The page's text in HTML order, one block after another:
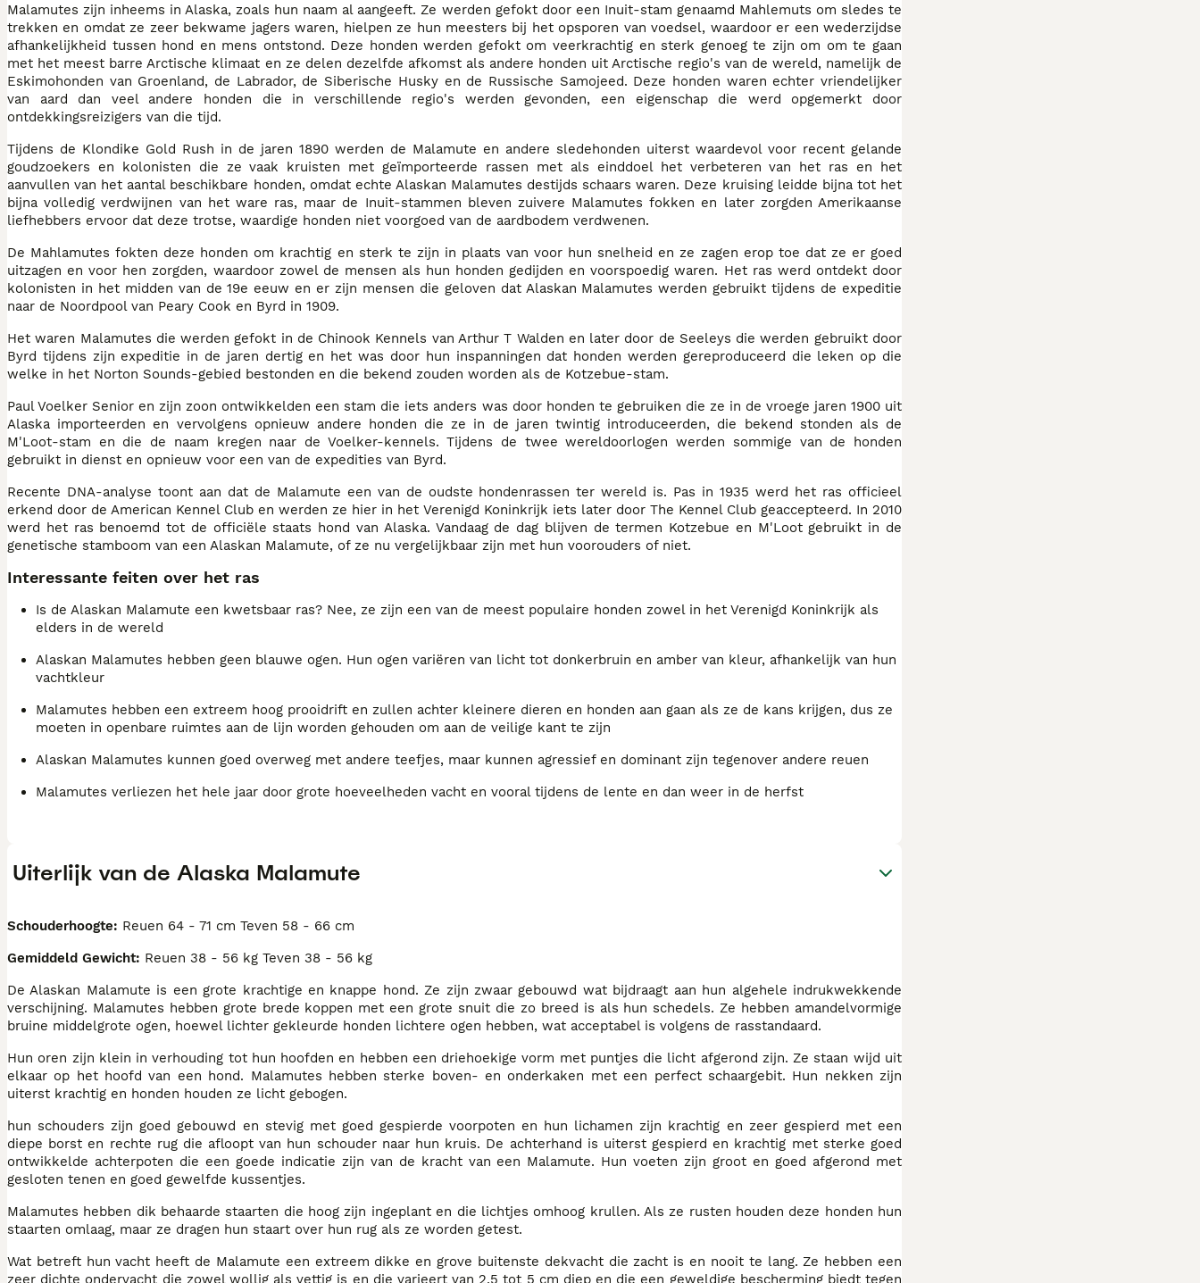
Malamutes zijn inheems in Alaska, zoals hun naam al aangeeft. Ze werden gefokt door een Inuit-stam genaamd Mahlemuts om sledes te
trekken en omdat ze zeer bekwame jagers waren, hielpen ze hun meesters bij het opsporen van voedsel, waardoor er een wederzijdse
afhankelijkheid tussen hond en mens ontstond. Deze honden werden gefokt om veerkrachtig en sterk genoeg te zijn om om te gaan
met het meest barre Arctische klimaat en ze delen dezelfde afkomst als andere honden uit Arctische regio's van de wereld, namelijk de
Eskimohonden van Groenland, de Labrador, de Siberische Husky en de Russische Samojeed. Deze honden waren echter vriendelijker
van aard dan veel andere honden die in verschillende regio's werden gevonden, een eigenschap die werd opgemerkt door
ontdekkingsreizigers van die tijd.
Tijdens de Klondike Gold Rush in de jaren 1890 werden de Malamute en andere sledehonden uiterst waardevol voor recent gelande
goudzoekers en kolonisten die ze vaak kruisten met geïmporteerde rassen met als einddoel het verbeteren van het ras en het
aanvullen van het aantal beschikbare honden, omdat echte Alaskan Malamutes destijds schaars waren. Deze kruising leidde bijna tot het
bijna volledig verdwijnen van het ware ras, maar de Inuit-stammen bleven zuivere Malamutes fokken en later zorgden Amerikaanse
liefhebbers ervoor dat deze trotse, waardige honden niet voorgoed van de aardbodem verdwenen.
De Mahlamutes fokten deze honden om krachtig en sterk te zijn in plaats van voor hun snelheid en ze zagen erop toe dat ze er goed
uitzagen en voor hen zorgden, waardoor zowel de mensen als hun honden gedijden en voorspoedig waren. Het ras werd ontdekt door
kolonisten in het midden van de 19e eeuw en er zijn mensen die geloven dat Alaskan Malamutes werden gebruikt tijdens de expeditie
naar de Noordpool van Peary Cook en Byrd in 1909.
Het waren Malamutes die werden gefokt in de Chinook Kennels van Arthur T Walden en later door de Seeleys die werden gebruikt door
Byrd tijdens zijn expeditie in de jaren dertig en het was door hun inspanningen dat honden werden gereproduceerd die leken op die
welke in het Norton Sounds-gebied bestonden en die bekend zouden worden als de Kotzebue-stam.
Paul Voelker Senior en zijn zoon ontwikkelden een stam die iets anders was door honden te gebruiken die ze in de vroege jaren 1900 uit
Alaska importeerden en vervolgens opnieuw andere honden die ze in de jaren twintig introduceerden, die bekend stonden als de
M'Loot-stam en die de naam kregen naar de Voelker-kennels. Tijdens de twee wereldoorlogen werden sommige van de honden
gebruikt in dienst en opnieuw voor een van de expedities van Byrd.
Recente DNA-analyse toont aan dat de Malamute een van de oudste hondenrassen ter wereld is. Pas in 1935 werd het ras officieel
erkend door de American Kennel Club en werden ze hier in het Verenigd Koninkrijk iets later door The Kennel Club geaccepteerd. In 2010
werd het ras benoemd tot de officiële staats hond van Alaska. Vandaag de dag blijven de termen Kotzebue en M'Loot gebruikt in de
genetische stamboom van een Alaskan Malamute, of ze nu vergelijkbaar zijn met hun voorouders of niet.
Interessante feiten over het ras
Is de Alaskan Malamute een kwetsbaar ras? Nee, ze zijn een van de meest populaire honden zowel in het Verenigd Koninkrijk als
elders in de wereld
Alaskan Malamutes hebben geen blauwe ogen. Hun ogen variëren van licht tot donkerbruin en amber van kleur, afhankelijk van hun
vachtkleur
Malamutes hebben een extreem hoog prooidrift en zullen achter kleinere dieren en honden aan gaan als ze de kans krijgen, dus ze
moeten in openbare ruimtes aan de lijn worden gehouden om aan de veilige kant te zijn
Alaskan Malamutes kunnen goed overweg met andere teefjes, maar kunnen agressief en dominant zijn tegenover andere reuen
Malamutes verliezen het hele jaar door grote hoeveelheden vacht en vooral tijdens de lente en dan weer in de herfst
Uiterlijk van de Alaska Malamute
Schouderhoogte: Reuen 64 - 71 cm Teven 58 - 66 cm
Gemiddeld Gewicht: Reuen 38 - 56 kg Teven 38 - 56 kg
De Alaskan Malamute is een grote krachtige en knappe hond. Ze zijn zwaar gebouwd wat bijdraagt aan hun algehele indrukwekkende
verschijning. Malamutes hebben grote brede koppen met een grote snuit die zo breed is als hun schedels. Ze hebben amandelvormige
bruine middelgrote ogen, hoewel lichter gekleurde honden lichtere ogen hebben, wat acceptabel is volgens de rasstandaard.
Hun oren zijn klein in verhouding tot hun hoofden en hebben een driehoekige vorm met puntjes die licht afgerond zijn. Ze staan wijd uit
elkaar op het hoofd van een hond. Malamutes hebben sterke boven- en onderkaken met een perfect schaargebit. Hun nekken zijn
uiterst krachtig en honden houden ze licht gebogen.
hun schouders zijn goed gebouwd en stevig met goed gespierde voorpoten en hun lichamen zijn krachtig en zeer gespierd met een
diepe borst en rechte rug die afloopt van hun schouder naar hun kruis. De achterhand is uiterst gespierd en krachtig met sterke goed
ontwikkelde achterpoten die een goede indicatie zijn van de kracht van een Malamute. Hun voeten zijn groot en goed afgerond met
gesloten tenen en goed gewelfde kussentjes.
Malamutes hebben dik behaarde staarten die hoog zijn ingeplant en die lichtjes omhoog krullen. Als ze rusten houden deze honden hun
staarten omlaag, maar ze dragen hun staart over hun rug als ze worden getest.
Wat betreft hun vacht heeft de Malamute een extreem dikke en grove buitenste dekvacht die zacht is en nooit te lang. Ze hebben een
zeer dichte ondervacht die zowel wollig als vettig is en die varieert van 2,5 tot 5 cm diep en die een geweldige bescherming biedt tegen